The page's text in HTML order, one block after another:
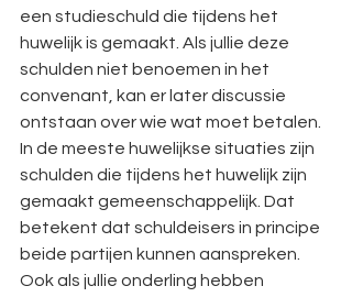
een studieschuld die tijdens het
huwelijk is gemaakt. Als jullie deze
schulden niet benoemen in het
convenant, kan er later discussie
ontstaan over wie wat moet betalen.
In de meeste huwelijkse situaties zijn
schulden die tijdens het huwelijk zijn
gemaakt gemeenschappelijk. Dat
betekent dat schuldeisers in principe
beide partijen kunnen aanspreken.
Ook als jullie onderling hebben